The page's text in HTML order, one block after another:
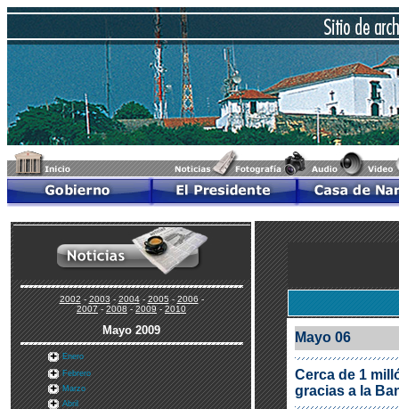
2002-2003-2004-2005-2006-
2007-2008-2009-2010
Mayo 2009
Enero
Febrero
Marzo
Abril
Mayo 06
Cerca de 1
gracias a la